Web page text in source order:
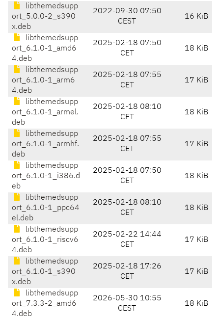
libthemedsupp
ort_5.0.0-2_s390
x.deb
2022-09-30 07:50
CEST
16 KiB
libthemedsupp
ort_6.1.0-1_amd6
4.deb
2025-02-18 07:50
CET
18 KiB
libthemedsupp
ort_6.1.0-1_arm6
4.deb
2025-02-18 07:55
CET
17 KiB
libthemedsupp
ort_6.1.0-1_armel.
deb
2025-02-18 08:10
CET
18 KiB
libthemedsupp
ort_6.1.0-1_armhf.
deb
2025-02-18 07:55
CET
17 KiB
libthemedsupp
ort_6.1.0-1_i386.d
eb
2025-02-18 07:50
CET
18 KiB
libthemedsupp
ort_6.1.0-1_ppc64
el.deb
2025-02-18 08:10
CET
18 KiB
libthemedsupp
ort_6.1.0-1_riscv6
4.deb
2025-02-22 14:44
CET
17 KiB
libthemedsupp
ort_6.1.0-1_s390
x.deb
2025-02-18 17:26
CET
17 KiB
libthemedsupp
ort_7.3.3-2_amd6
4.deb
2026-05-30 10:55
CEST
18 KiB